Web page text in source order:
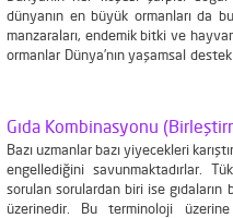
dünyanın en büyük ormanları da
manzaraları, endemik bitki ve
ormanlar Dünya’nın yaşamsal
Gıda Kombinasyonu
Bazı uzmanlar bazı yiyecekleri
engellediğini savunmaktadırlar.
sorulan sorulardan biri ise gıdaların
üzerinedir. Bu terminoloji